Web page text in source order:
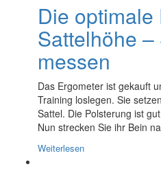
Die
Sattelhöhe
messen
Das Ergometer ist gekauft
Training loslegen. Sie
Sattel. Die Polsterung ist
Nun strecken Sie ihr Bein
Weiterlesen